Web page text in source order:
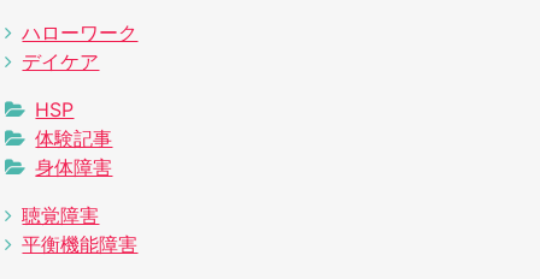
ハローワーク
デイケア
HSP
体験記事
身体障害
聴覚障害
平衡機能障害